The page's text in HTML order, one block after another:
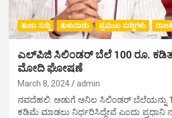
ತಾಜಾ ಸುದ್ದಿ ತುಳುನಾಡು ಪ್ರಮುಖ ಸುದ್ದಿಗಳು
ಎಲ್‌ಪಿಜಿ ಸಿಲಿಂಡರ್ ಬೆಲೆ 100 ರೂ. ಕಡಿತ:
ಮೋದಿ ಘೋಷಣೆ
March 8, 2024 admin
ನವದೆಹಲಿ: ಅಡುಗೆ ಅನಿಲ ಸಿಲಿಂಡರ್ ಬೆಲೆಯನ್ನು
ಕಡಿಮೆ ಮಾಡಲು ನಿರ್ಧರಿಸಿದ್ದೇವೆ ಎಂದು ಪ್ರಧಾನಿ